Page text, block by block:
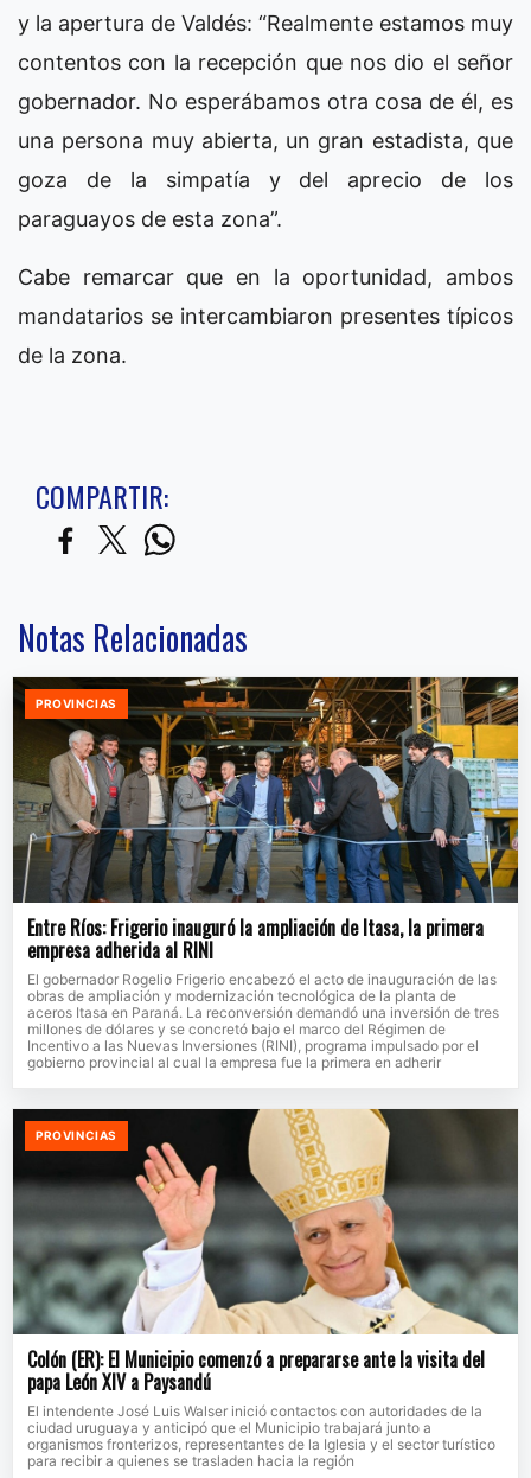
y la apertura de Valdés: “Realmente estamos muy
contentos con la recepción que nos dio el señor
gobernador. No esperábamos otra cosa de él, es
una persona muy abierta, un gran estadista, que
goza de la simpatía y del aprecio de los
paraguayos de esta zona”.
Cabe remarcar que en la oportunidad, ambos
mandatarios se intercambiaron presentes típicos
de la zona.
COMPARTIR:
Notas Relacionadas
PROVINCIAS
Entre Ríos: Frigerio inauguró la ampliación de Itasa, la primera
empresa adherida al RINI
El gobernador Rogelio Frigerio encabezó el acto de inauguración de las
obras de ampliación y modernización tecnológica de la planta de
aceros Itasa en Paraná. La reconversión demandó una inversión de tres
millones de dólares y se concretó bajo el marco del Régimen de
Incentivo a las Nuevas Inversiones (RINI), programa impulsado por el
gobierno provincial al cual la empresa fue la primera en adherir
PROVINCIAS
Colón (ER): El Municipio comenzó a prepararse ante la visita del
papa León XIV a Paysandú
El intendente José Luis Walser inició contactos con autoridades de la
ciudad uruguaya y anticipó que el Municipio trabajará junto a
organismos fronterizos, representantes de la Iglesia y el sector turístico
para recibir a quienes se trasladen hacia la región